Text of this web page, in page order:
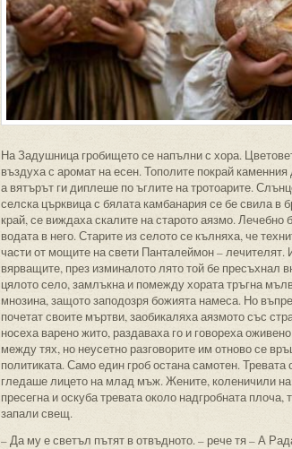
На Задушница гробището се напълни с хора.
въздуха с аромат на есен. Тополите покрай
а вятърът ги диплеше по ъглите на тротоарите.
селска църквица с бялата камбанария се бе свила
край, се виждаха скалите на старото аязмо.
водата в него. Старите из селото се кълняха, че
части от мощите на свети Панталеймон – лечителят.
вярващите, през изминалото лято той бе пресъхнал
цялото село, замлъкна и помежду хората тръгна
мнозина, защото заподозря божията намеса. Но
почетат своите мъртви, заобикаляха аязмото със
носеха варено жито, раздаваха го и говореха
между тях, но неусетно разговорите им отново се
политиката. Само един гроб остана самотен.
гледаше лицето на млад мъж. Жените, коленичили на
пресегна и оскуба тревата около надгробната
запали свещ.
– Да му е светъл пътят в отвъдното. – рече тя – А